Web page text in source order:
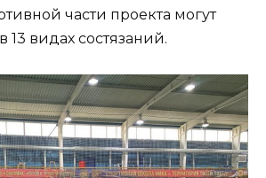
части проекта могут
13 видах состязаний.